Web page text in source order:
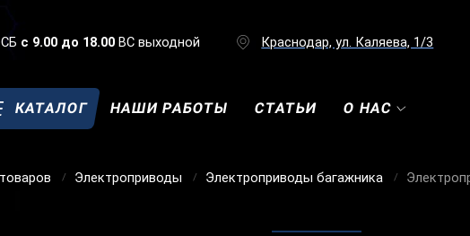
с 9.00 до 18.00 ВС выходной Краснодар, ул. Каляева, 1/3
КАТАЛОГ НАШИ РАБОТЫ СТАТЬИ О НАС
Электроприводы Электроприводы багажника